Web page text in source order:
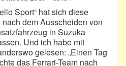
Sport“ hat sich diese
nach dem Ausscheiden von
in Suzuka
Und ich habe mit
gelesen: „Einen Tag
das Ferrari-Team nach